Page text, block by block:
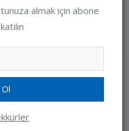
almak için abone